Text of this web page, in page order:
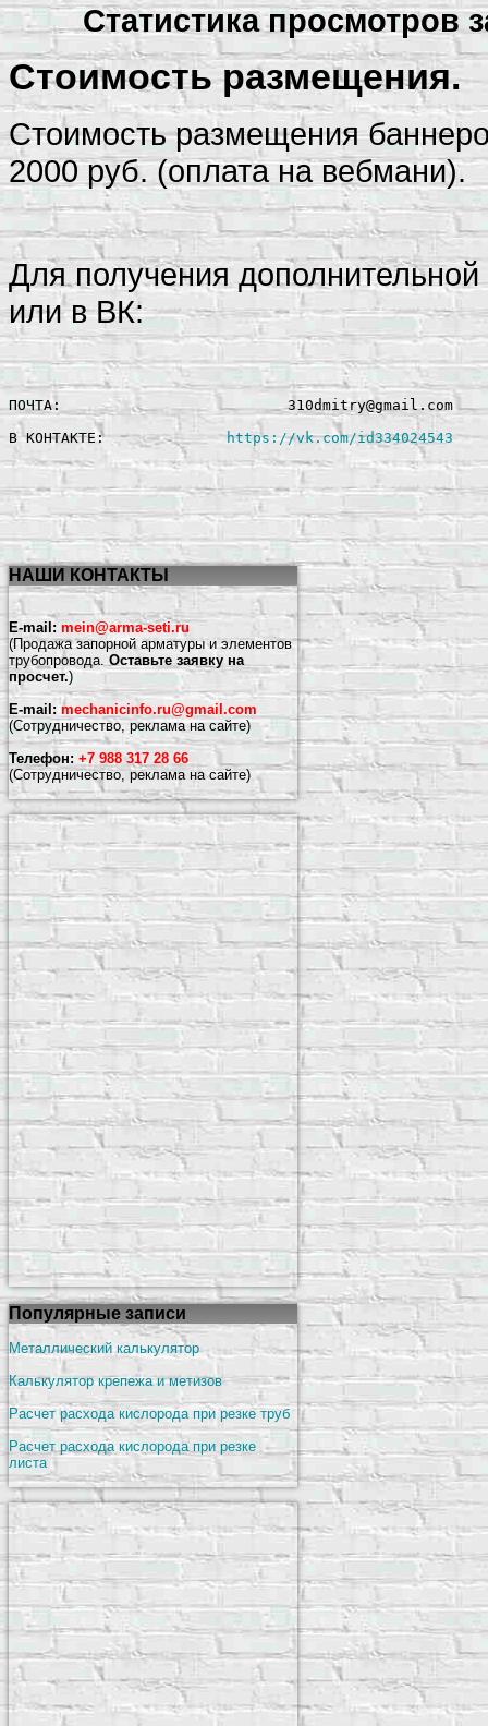
Статистика просмотров
Стоимость размещения.
Стоимость размещения
2000 руб. (оплата на вебмани).
Для получения
или в ВК:
ПОЧТА:                          310dmitry@gmail.com
В КОНТАКТЕ: https://vk.com/id334024543
НАШИ КОНТАКТЫ
E-mail: mein@arma-seti.ru
(Продажа запорной арматуры и элементов
трубопровода. Оставьте заявку на
просчет.)
E-mail: mechanicinfo.ru@gmail.com
(Сотрудничество, реклама на сайте)
Телефон: +7 988 317 28 66
(Сотрудничество, реклама на сайте)
Популярные записи
Металлический калькулятор
Калькулятор крепежа и метизов
Расчет расхода кислорода при резке труб
Расчет расхода кислорода при резке
листа